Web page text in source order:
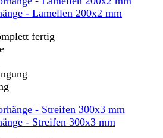
- Lamellen 200x2 mm
fertig
- Streifen 300x3 mm